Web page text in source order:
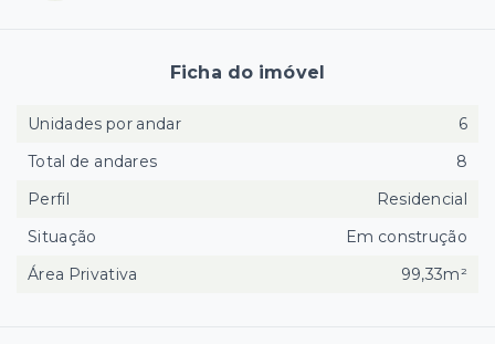
Ficha do imóvel
Unidades por andar
6
Total de andares
8
Perfil
Residencial
Situação
Em construção
Área Privativa
99,33m²